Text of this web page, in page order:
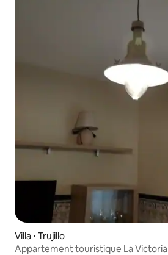
Villa ⋅ Trujillo
Appartement touristique La Victoria